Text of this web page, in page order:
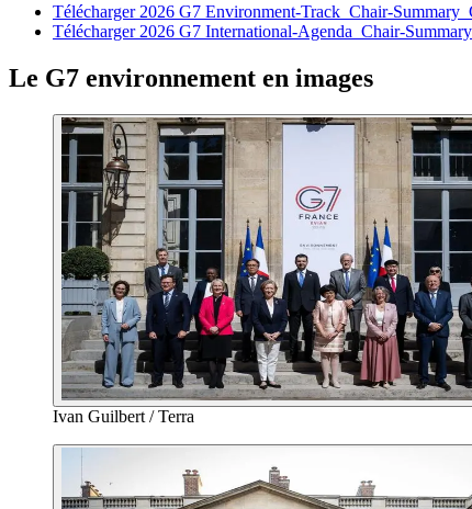
Télécharger 2026 G7 Environment-Track_Chair-
Télécharger 2026 G7 International-Agenda_Chair-
Le G7 environnement en images
Ivan Guilbert / Terra